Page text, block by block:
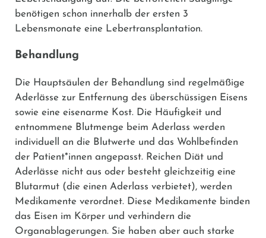
benötigen schon innerhalb der ersten 3
Lebensmonate eine Lebertransplantation.
Behandlung
Die Hauptsäulen der Behandlung sind regelmäßige
Aderlässe zur Entfernung des überschüssigen Eisens
sowie eine eisenarme Kost. Die Häufigkeit und
entnommene Blutmenge beim Aderlass werden
individuell an die Blutwerte und das Wohlbefinden
der Patient*innen angepasst. Reichen Diät und
Aderlässe nicht aus oder besteht gleichzeitig eine
Blutarmut (die einen Aderlass verbietet), werden
Medikamente verordnet. Diese Medikamente binden
das Eisen im Körper und verhindern die
Organablagerungen. Sie haben aber auch starke